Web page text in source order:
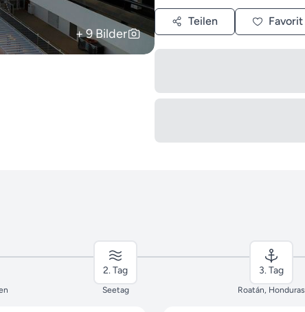
+ 9 Bilder
Teilen Favorit
2. Tag
Seetag
3. Tag
Roatán, Honduras